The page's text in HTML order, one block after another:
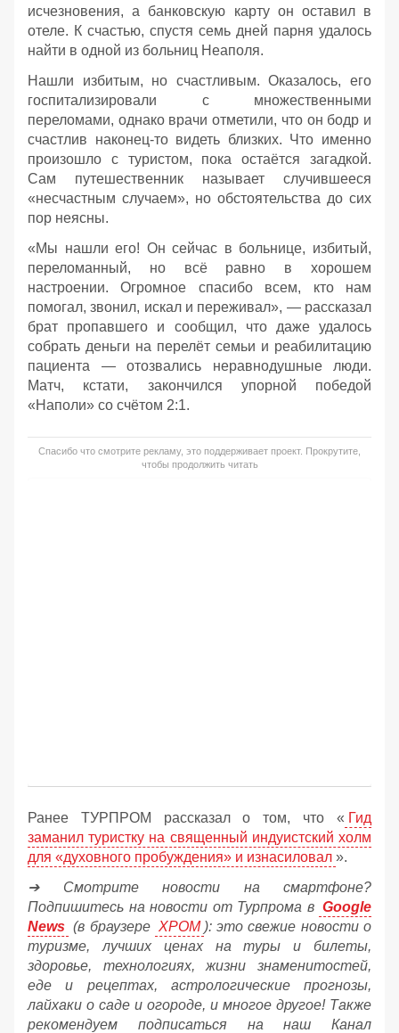
исчезновения, а банковскую карту он оставил в
отеле. К счастью, спустя семь дней парня удалось
найти в одной из больниц Неаполя.
Нашли избитым, но счастливым. Оказалось, его
госпитализировали с множественными
переломами, однако врачи отметили, что он бодр и
счастлив наконец-то видеть близких. Что именно
произошло с туристом, пока остаётся загадкой.
Сам путешественник называет случившееся
«несчастным случаем», но обстоятельства до сих
пор неясны.
«Мы нашли его! Он сейчас в больнице, избитый,
переломанный, но всё равно в хорошем
настроении. Огромное спасибо всем, кто нам
помогал, звонил, искал и переживал», — рассказал
брат пропавшего и сообщил, что даже удалось
собрать деньги на перелёт семьи и реабилитацию
пациента — отозвались неравнодушные люди.
Матч, кстати, закончился упорной победой
«Наполи» со счётом 2:1.
Спасибо что смотрите рекламу, это поддерживает проект. Прокрутите,
чтобы продолжить читать
Ранее ТУРПРОМ рассказал о том, что « Гид
заманил туристку на священный индуистский холм
для «духовного пробуждения» и изнасиловал ».
➔ Смотрите новости на смартфоне?
Подпишитесь на новости от Турпрома в Google
News (в браузере ХРОМ ): это свежие новости о
туризме, лучших ценах на туры и билеты,
здоровье, технологиях, жизни знаменитостей,
еде и рецептах, астрологические прогнозы,
лайхаки о саде и огороде, и многое другое! Также
рекомендуем подписаться на наш Канал